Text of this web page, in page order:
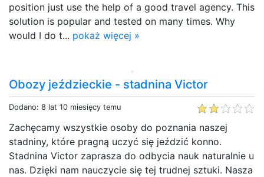
position just use the help of a good travel agency. This
solution is popular and tested on many times. Why
would I do t... pokaż więcej »
Obozy jeździeckie - stadnina Victor
Dodano: 8 lat 10 miesięcy temu
Zachęcamy wszystkie osoby do poznania naszej
stadniny, które pragną uczyć się jeździć konno.
Stadnina Victor zaprasza do odbycia nauk naturalnie u
nas. Dzięki nam nauczycie się tej trudnej sztuki. Nasza